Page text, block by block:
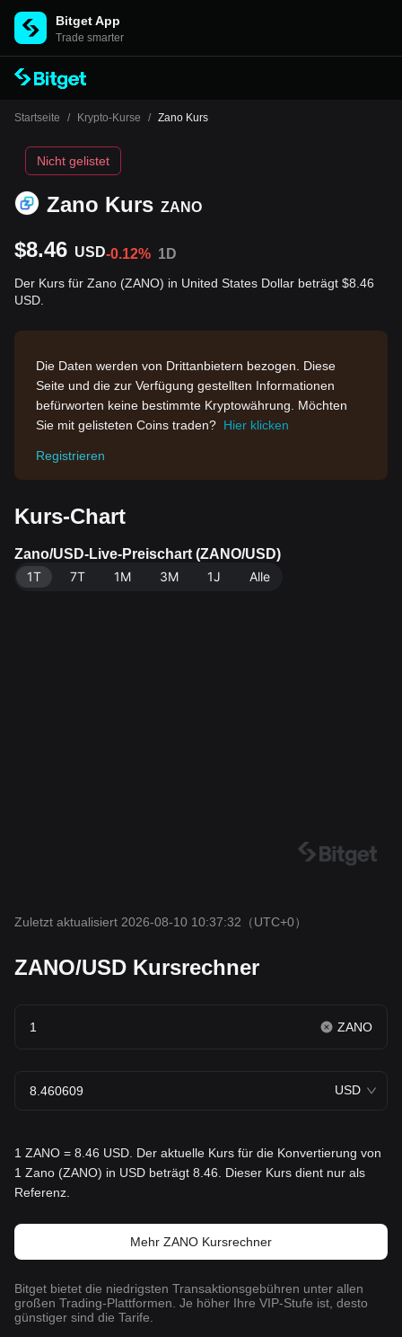
Bitget App
Trade smarter
Startseite / Krypto-Kurse / Zano Kurs
Zano Kurs ZANO
Nicht gelistet
$8.46 USD-0.12% 1D
Der Kurs für Zano (ZANO) in United States Dollar beträgt $8.46
USD.
Die Daten werden von Drittanbietern bezogen. Diese
Seite und die zur Verfügung gestellten Informationen
befürworten keine bestimmte Kryptowährung. Möchten
Sie mit gelisteten Coins traden? Hier klicken
Registrieren
Kurs-Chart
Zano/USD-Live-Preischart (ZANO/USD)
1T
7T 1M 3M 1J Alle
Zuletzt aktualisiert 2026-08-10 10:37:32 （UTC+0）
ZANO/USD Kursrechner
ZANO
USD
1 ZANO = 8.46 USD. Der aktuelle Kurs für die Konvertierung von
1 Zano (ZANO) in USD beträgt 8.46. Dieser Kurs dient nur als
Referenz.
Mehr ZANO Kursrechner
Bitget bietet die niedrigsten Transaktionsgebühren unter allen
großen Trading-Plattformen. Je höher Ihre VIP-Stufe ist, desto
günstiger sind die Tarife.